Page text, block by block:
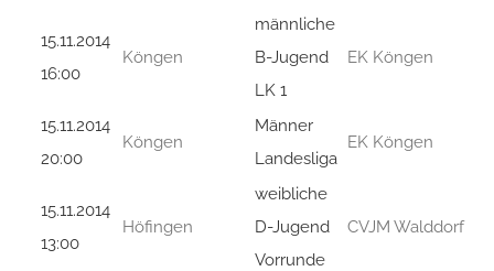
15.11.2014
16:00
Köngen
männliche
B-Jugend
LK 1
EK Köngen
15.11.2014
20:00
Köngen
Männer
Landesliga
EK Köngen
15.11.2014
13:00
Höfingen
weibliche
D-Jugend
Vorrunde
CVJM Walddorf